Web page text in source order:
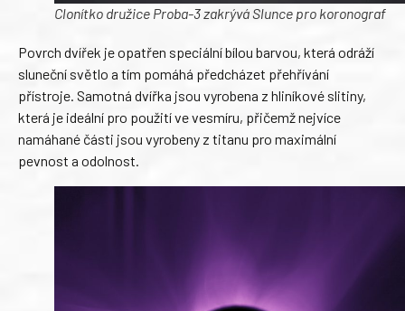
Clonítko družice Proba-3 zakrývá Slunce pro koronograf
Povrch dvířek je opatřen speciální bílou barvou, která odráží
sluneční světlo a tím pomáhá předcházet přehřívání
přístroje. Samotná dvířka jsou vyrobena z hliníkové slitiny,
která je ideální pro použití ve vesmíru, přičemž nejvíce
namáhané části jsou vyrobeny z titanu pro maximální
pevnost a odolnost.